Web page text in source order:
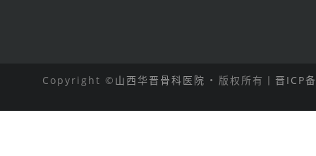
Copyright © 山西华晋骨科医院 • 版权所有丨 晋ICP